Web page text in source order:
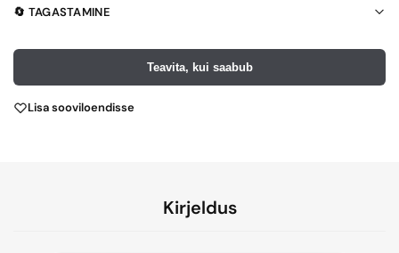
🔄 TAGASTAMINE
Teavita, kui saabub
Lisa sooviloendisse
Kirjeldus